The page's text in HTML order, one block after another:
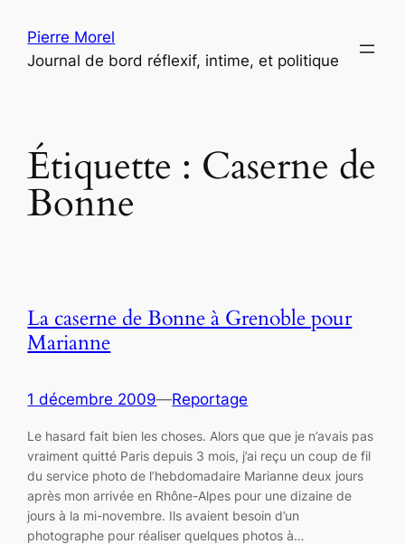
contenu
Pierre Morel
Journal de bord réflexif, intime, et politique
Étiquette : Caserne de
Bonne
La caserne de Bonne à Grenoble pour
Marianne
1 décembre 2009—Reportage
Le hasard fait bien les choses. Alors que que je n’avais pas
vraiment quitté Paris depuis 3 mois, j’ai reçu un coup de fil
du service photo de l’hebdomadaire Marianne deux jours
après mon arrivée en Rhône-Alpes pour une dizaine de
jours à la mi-novembre. Ils avaient besoin d’un
photographe pour réaliser quelques photos à…